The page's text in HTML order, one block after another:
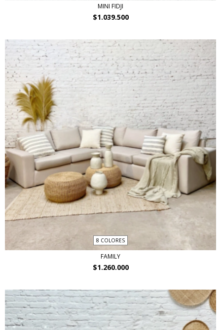
MINI FIDJI
$1.039.500
8 COLORES
FAMILY
$1.260.000